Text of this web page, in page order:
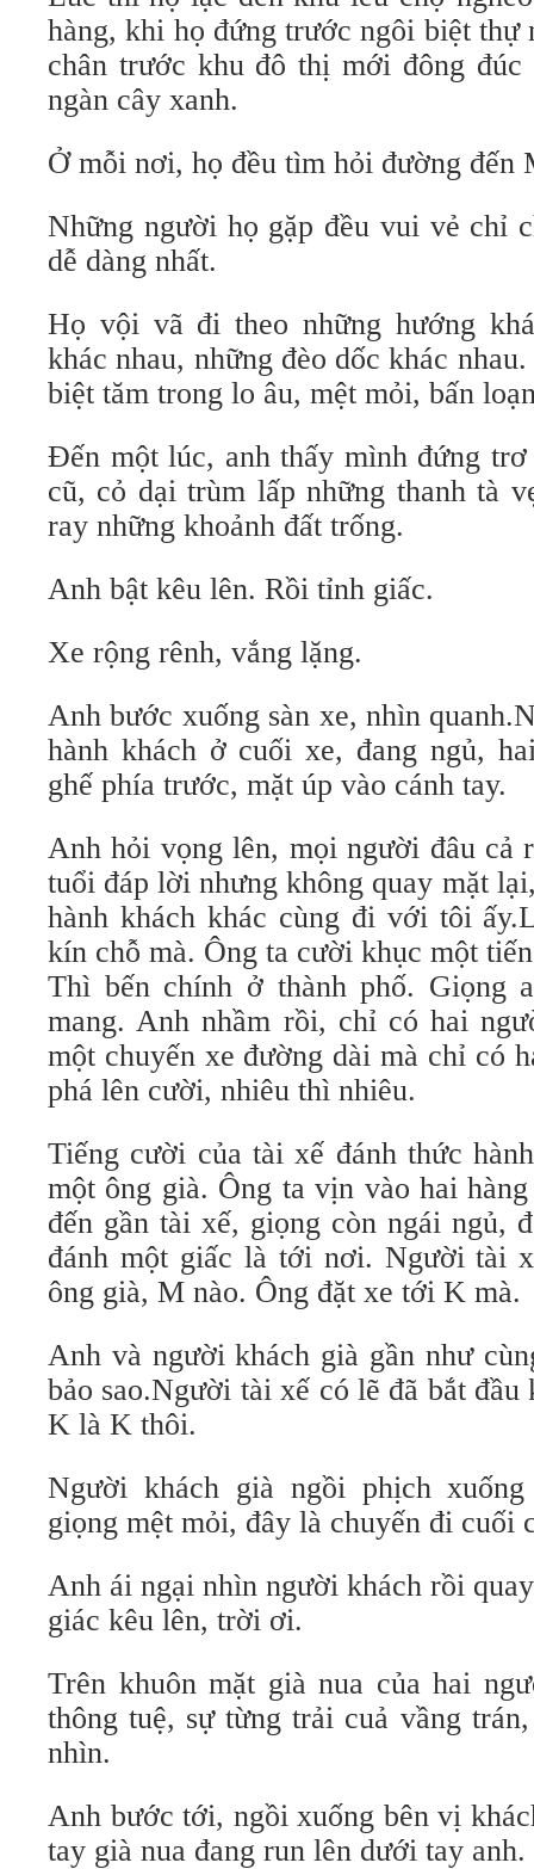
hàng, khi họ đứng trước ngôi biệt thự
chân trước khu đô thị mới đông đúc
ngàn cây xanh.
Ở mỗi nơi, họ đều tìm hỏi đường đến
Những người họ gặp đều vui vẻ chỉ
dễ dàng nhất.
Họ vội vã đi theo những hướng
khác nhau, những đèo dốc khác
biệt tăm trong lo âu, mệt mỏi, bấn
Đến một lúc, anh thấy mình đứng
cũ, cỏ dại trùm lấp những thanh tà
ray những khoảnh đất trống.
Anh bật kêu lên. Rồi tỉnh giấc.
Xe rộng rênh, vắng lặng.
Anh bước xuống sàn xe, nhìn
hành khách ở cuối xe, đang ngủ,
ghế phía trước, mặt úp vào cánh tay.
Anh hỏi vọng lên, mọi người đâu cả
tuổi đáp lời nhưng không quay mặt
hành khách khác cùng đi với tôi
kín chỗ mà. Ông ta cười khục một
Thì bến chính ở thành phố. Giọng
mang. Anh nhầm rồi, chỉ có hai
một chuyến xe đường dài mà chỉ có
phá lên cười, nhiêu thì nhiêu.
Tiếng cười của tài xế đánh thức
một ông già. Ông ta vịn vào hai
đến gần tài xế, giọng còn ngái ngủ,
đánh một giấc là tới nơi. Người tài
ông già, M nào. Ông đặt xe tới K mà.
Anh và người khách già gần như
bảo sao.Người tài xế có lẽ đã bắt
K là K thôi.
Người khách già ngồi phịch
giọng mệt mỏi, đây là chuyến đi cuối
Anh ái ngại nhìn người khách rồi
giác kêu lên, trời ơi.
Trên khuôn mặt già nua của hai
thông tuệ, sự từng trải cuả vầng
nhìn.
Anh bước tới, ngồi xuống bên vị
tay già nua đang run lên dưới tay anh.